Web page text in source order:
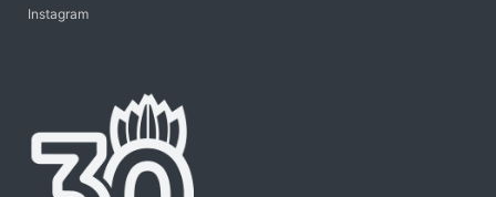
Instagram